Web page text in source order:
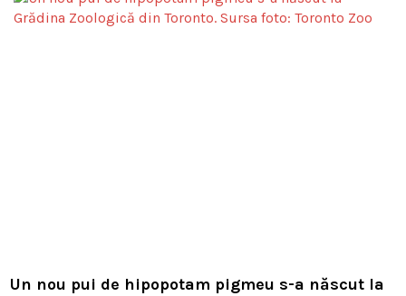
Un nou pui de hipopotam pigmeu s-a născut la